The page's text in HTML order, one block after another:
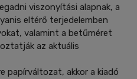
viszonyítási alapnak, a
eltérő terjedelemben
valamint a betűméret
az aktuális
papírváltozat, akkor a kiadó